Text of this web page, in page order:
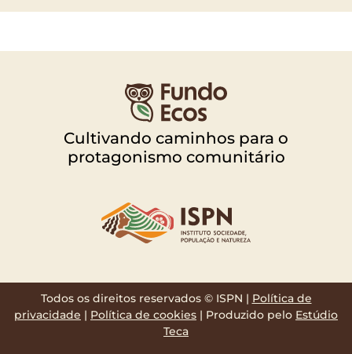
Cultivando caminhos para o
protagonismo comunitário
Todos os direitos reservados © ISPN | Política de
privacidade | Política de cookies | Produzido pelo Estúdio
Teca